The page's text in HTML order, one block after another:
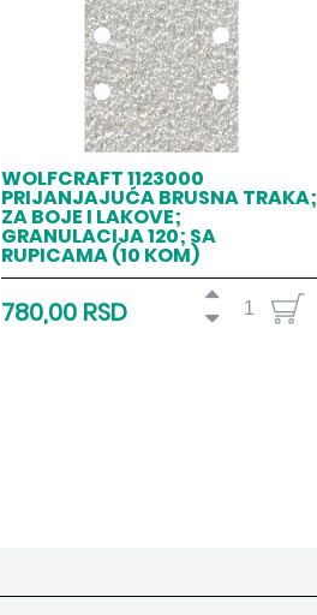
WOLFCRAFT 1123000
PRIJANJAJUĆA BRUSNA TRAKA;
ZA BOJE I LAKOVE;
GRANULACIJA 120; SA
RUPICAMA (10 KOM)
780,00 RSD